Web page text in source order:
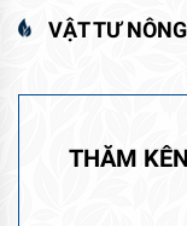
VẬT TƯ
THĂM